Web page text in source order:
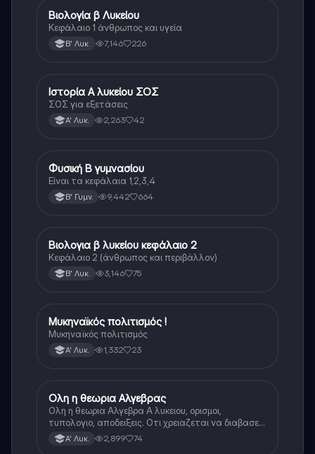
Βιολογία
Βιολογία β Λυκείου
Κεφάλαιο 1 άνθρωπος και υγεία
Β' Λυκ. 7,146 226
Ιστορία
Ιστορία Α λυκείου ΣΟΣ
ΣΟΣ για εξετάσεις
Α' Λυκ. 2,263 42
Φυσική
Φυσική Β γυμνασίου
Είναι τα κεφάλαια 1,2,3,4
Β' Γυμν. 9,442 664
Βιολογία
Βιολογια β λυκείου κεφάλαιο 2
Κεφάλαιο 2 (άνθρωπος και περιβάλλον)
Β' Λυκ. 3,146 75
Ιστορία
Μυκηναϊκός πολιτισμός !
Μυκηναϊκός πολιτισμός
Α' Λυκ. 1,332 23
Μαθηματικά
Ολη η θεωρια Αλγεβρας
Ολη η θεωρια Αλγεβρα Α λυκειου, ορισμοι,
τυπολογιο, αποδειξεις. Οτι χρειαζεται να διαβασεις
για το θεωρητικο κομματι της αλγεβρας.
Α' Λυκ. 2,899 74